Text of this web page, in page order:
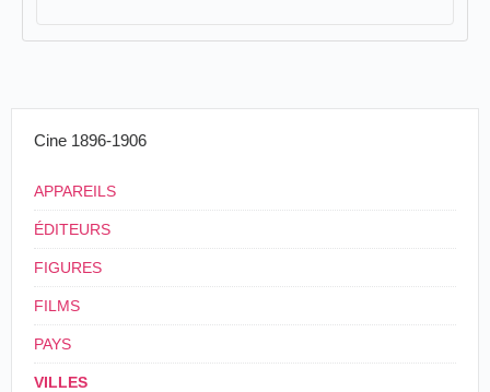
Cine 1896-1906
APPAREILS
ÉDITEURS
FIGURES
FILMS
PAYS
VILLES